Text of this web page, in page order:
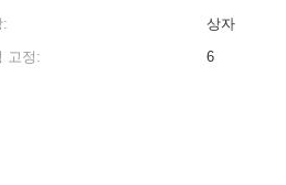
:
상자
고정:
6